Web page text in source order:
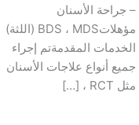
– جراحة الأسنان
مؤهلاتBDS ، MDS (اللثة)
الخدمات المقدمةتم إجراء
جميع أنواع علاجات الأسنان
مثل RCT ، […]